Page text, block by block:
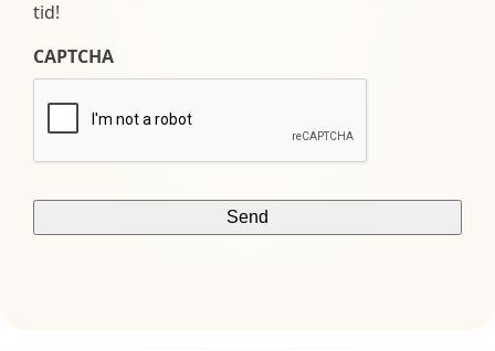
tid!
CAPTCHA